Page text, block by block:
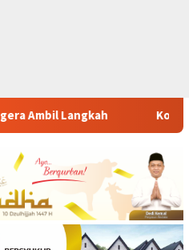
Polsek Tigaraksa Tindak